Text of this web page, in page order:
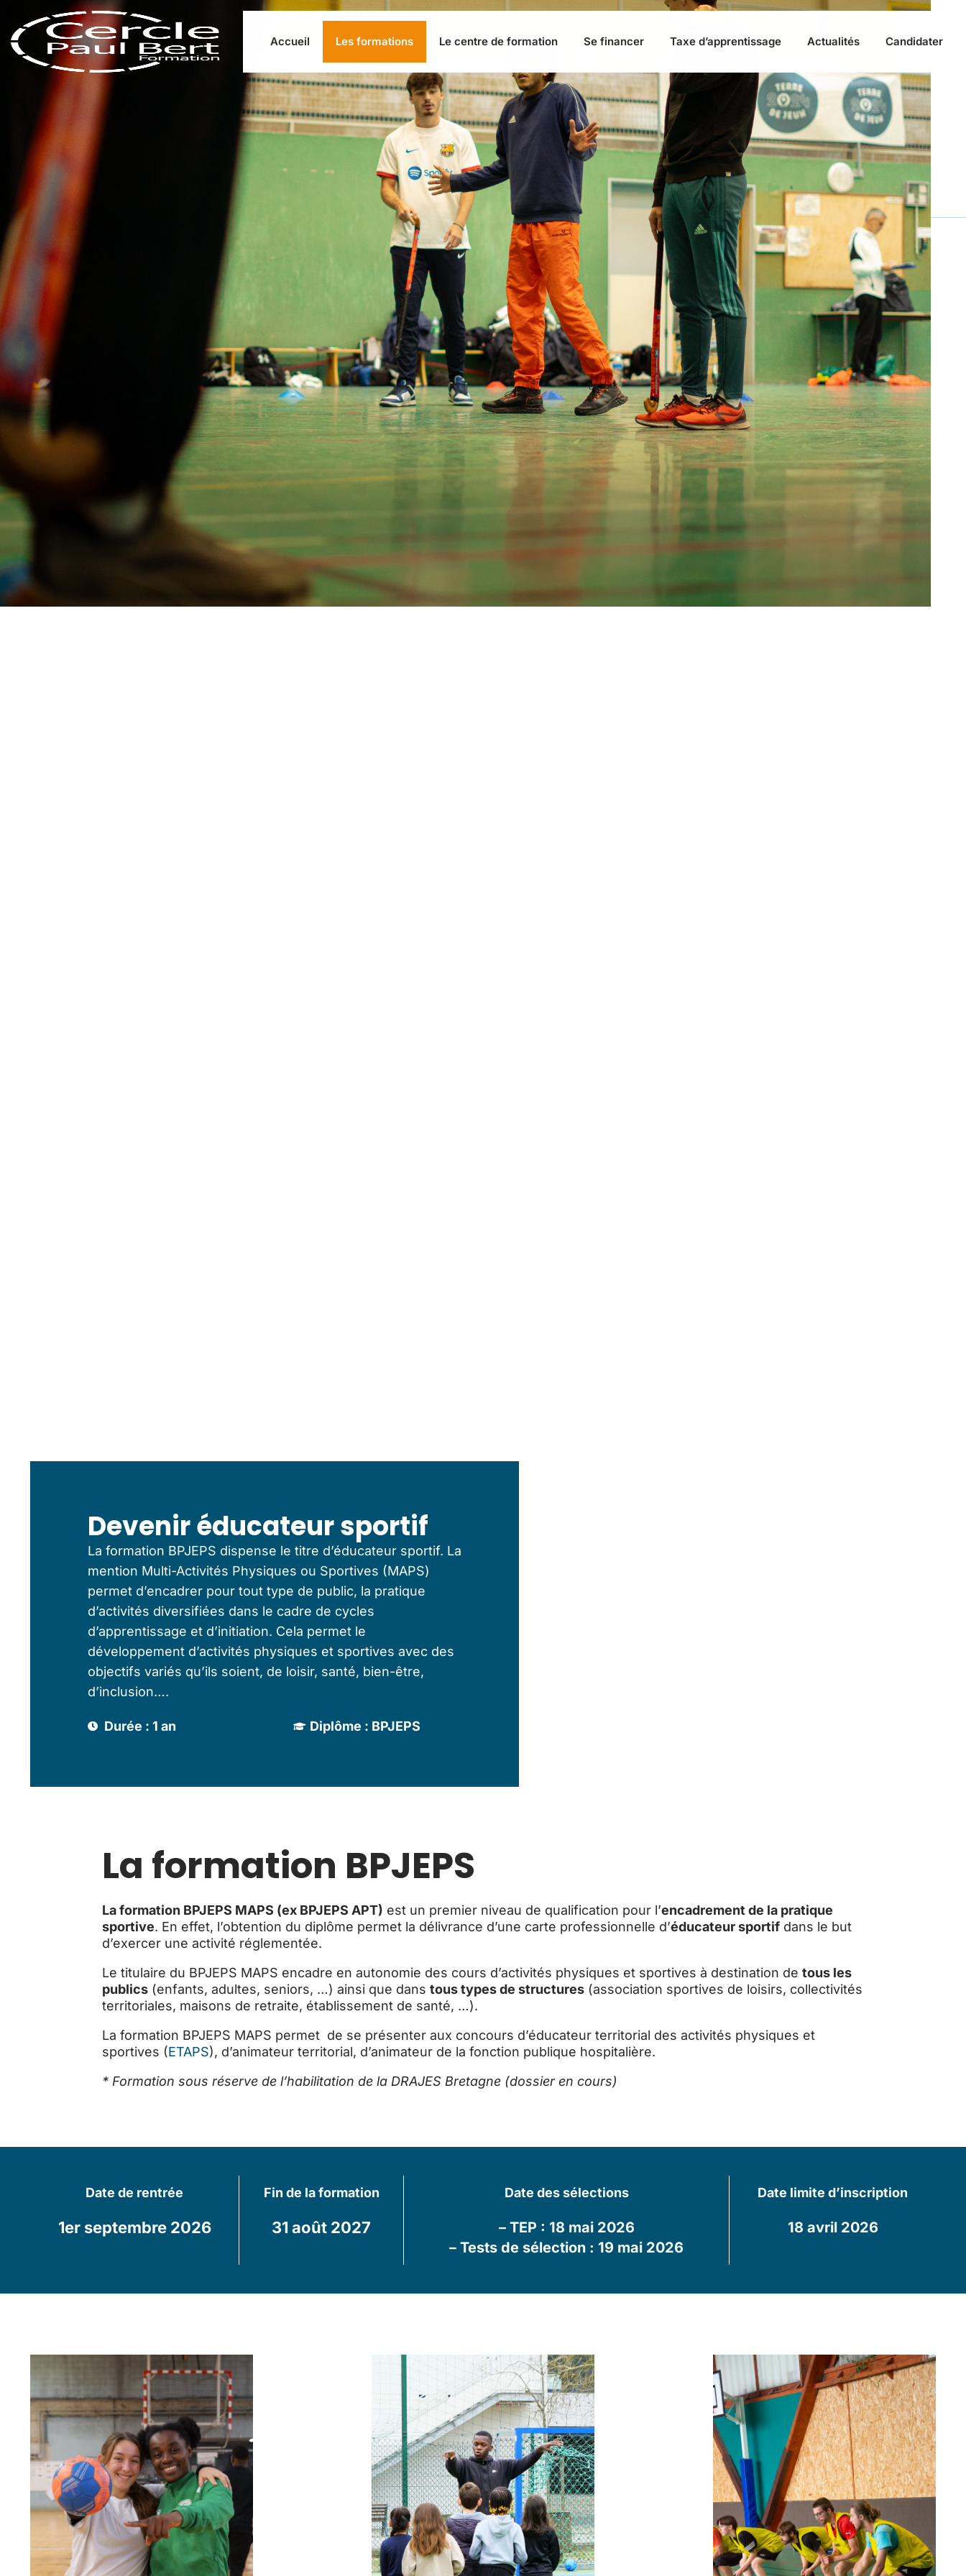
Accueil Les formations Le centre de formation Se financer Taxe d’apprentissage Actualités Candidater
Devenir éducateur sportif
La formation BPJEPS dispense le titre d’éducateur sportif. La
mention Multi-Activités Physiques ou Sportives (MAPS)
permet d’encadrer pour tout type de public, la pratique
d’activités diversifiées dans le cadre de cycles
d’apprentissage et d’initiation. Cela permet le
développement d’activités physiques et sportives avec des
objectifs variés qu’ils soient, de loisir, santé, bien-être,
d’inclusion….
Durée : 1 an Diplôme : BPJEPS
La formation BPJEPS
La formation BPJEPS MAPS (ex BPJEPS APT) est un premier niveau de qualification pour l’encadrement de la pratique
sportive. En effet, l’obtention du diplôme permet la délivrance d’une carte professionnelle d’éducateur sportif dans le but
d’exercer une activité réglementée.
Le titulaire du BPJEPS MAPS encadre en autonomie des cours d’activités physiques et sportives à destination de tous les
publics (enfants, adultes, seniors, …) ainsi que dans tous types de structures (association sportives de loisirs, collectivités
territoriales, maisons de retraite, établissement de santé, …).
La formation BPJEPS MAPS permet de se présenter aux concours d’éducateur territorial des activités physiques et
sportives (ETAPS), d’animateur territorial, d’animateur de la fonction publique hospitalière.
* Formation sous réserve de l’habilitation de la DRAJES Bretagne (dossier en cours)
Date de rentrée
1er septembre 2026
Fin de la formation
31 août 2027
Date des sélections
– TEP : 18 mai 2026
– Tests de sélection : 19 mai 2026
Date limite d’inscription
18 avril 2026